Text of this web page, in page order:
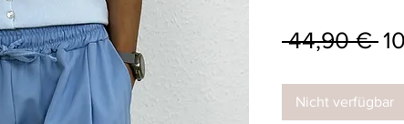
44,90 €
Nicht verfügbar